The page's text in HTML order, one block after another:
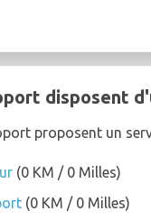
disposent
proposent un
(0 KM / 0 Milles)
(0 KM / 0 Milles)